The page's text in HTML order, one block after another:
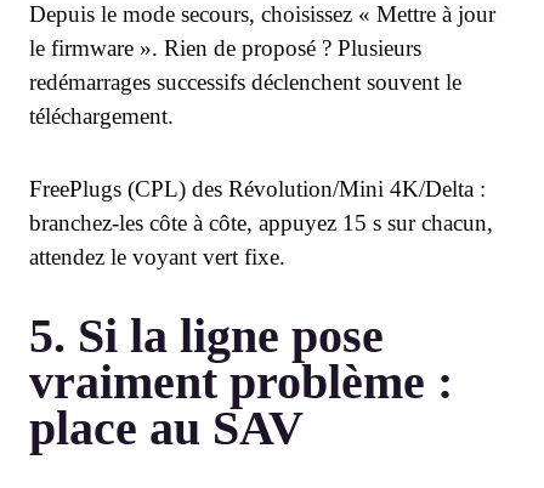
Depuis le mode secours, choisissez « Mettre à jour
le firmware ». Rien de proposé ? Plusieurs
redémarrages successifs déclenchent souvent le
téléchargement.
FreePlugs (CPL) des Révolution/Mini 4K/Delta :
branchez-les côte à côte, appuyez 15 s sur chacun,
attendez le voyant vert fixe.
5. Si la ligne pose
vraiment problème :
place au SAV